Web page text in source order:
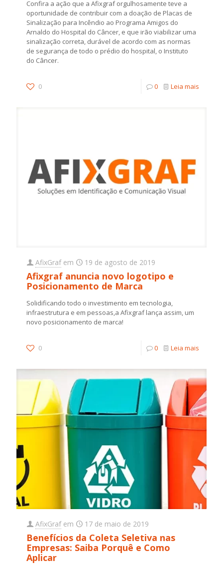
Confira a ação que a Afixgraf orgulhosamente teve a
oportunidade de contribuir com a doação de Placas de
Sinalização para Incêndio ao Programa Amigos do
Arnaldo do Hospital do Câncer, e que irão viabilizar uma
sinalização correta, durável de acordo com as normas
de segurança de todo o prédio do hospital, o Instituto
do Câncer.
0 0 Leia mais
AfixGraf em 19 de agosto de 2019
Afixgraf anuncia novo logotipo e
Posicionamento de Marca
Solidificando todo o investimento em tecnologia,
infraestrutura e em pessoas,a Afixgraf lança assim, um
novo posicionamento de marca!
0 0 Leia mais
AfixGraf em 17 de maio de 2019
Benefícios da Coleta Seletiva nas
Empresas: Saiba Porquê e Como
Aplicar